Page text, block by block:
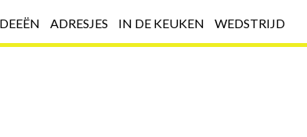
ADRESJES IN DE KEUKEN WEDSTRIJD